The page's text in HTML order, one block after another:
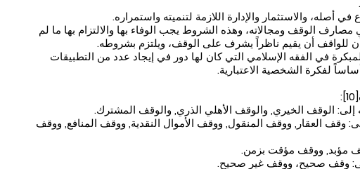
الوقف ومجالاته، وهذه الشروط يجب الوفاء بها والالتزام بها ما لم
للواقف أن يقيم ناظراً يشرف على الوقف، ويلتزم بشروطه.
في الفقه الإسلامي التي كان لها دور في إيجاد عدد من التطبيقات
لفكرة الشخصية الاعتبارية.
إلى: الوقف الخيري, والوقف الأهلي الذري, والوقف المشترك.
وقف العقار, ووقف المنقول, ووقف الأموال النقدية, ووقف المنافع, ووقف
مؤبد, ووقف مؤقت بزمن.
وقف صحيح، ووقف غير صحيح.